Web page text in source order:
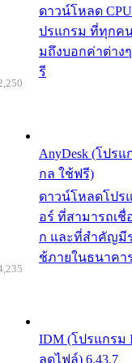
ดาวน์โหลด
ปรแกรม ที่ทุกคน
มถึงบอกค่าต่าง
รี
AnyDesk (โปร
กล ใช้ฟรี)
ดาวน์โหลดโปร
อร์ ที่สามารถเ
ก และที่สำคัญมี
ช้ภายในธนาคา
IDM (โปรแกรม
ลดไฟล์) 6.43.7